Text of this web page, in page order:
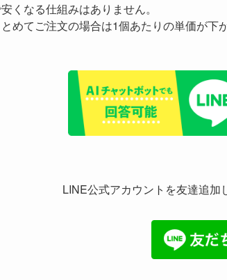
くなる仕組みはありません。
めてご注文の場合は1個あたりの単価が下
LINE公式アカウントを友達追加